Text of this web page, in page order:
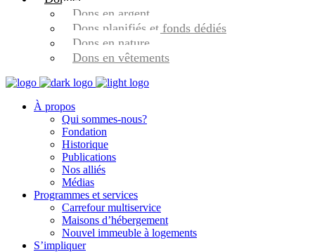
Dons en argent
Dons planifiés et fonds dédiés
Dons en nature
Dons en vêtements
À propos
Qui sommes-nous?
Fondation
Historique
Publications
Nos alliés
Médias
Programmes et services
Carrefour multiservice
Maisons d’hébergement
Nouvel immeuble à logements
S’impliquer